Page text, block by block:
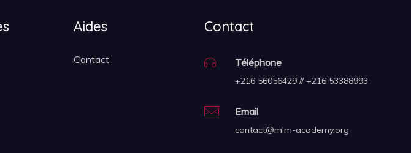
Aides
Contact
Contact
Téléphone
+216 56056429 // +216 53388993
Email
contact@mlm-academy.org